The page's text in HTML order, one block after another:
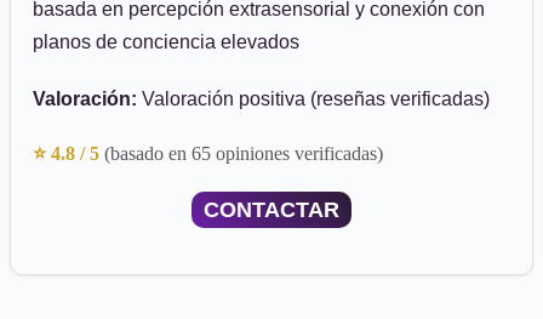
basada en percepción extrasensorial y conexión con
planos de conciencia elevados
Valoración: Valoración positiva (reseñas verificadas)
⭐ 4.8 / 5 (basado en 65 opiniones verificadas)
CONTACTAR